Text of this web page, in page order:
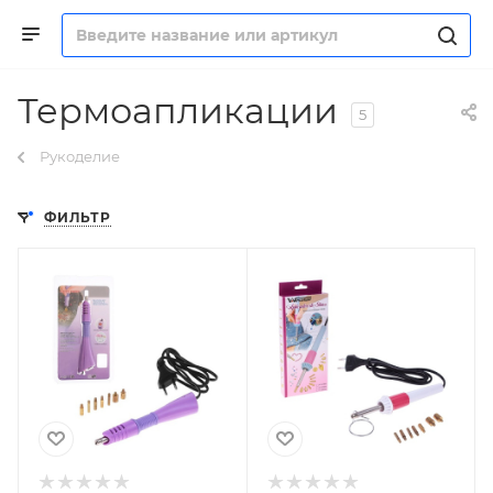
Термоапликации 5
Рукоделие
ФИЛЬТР